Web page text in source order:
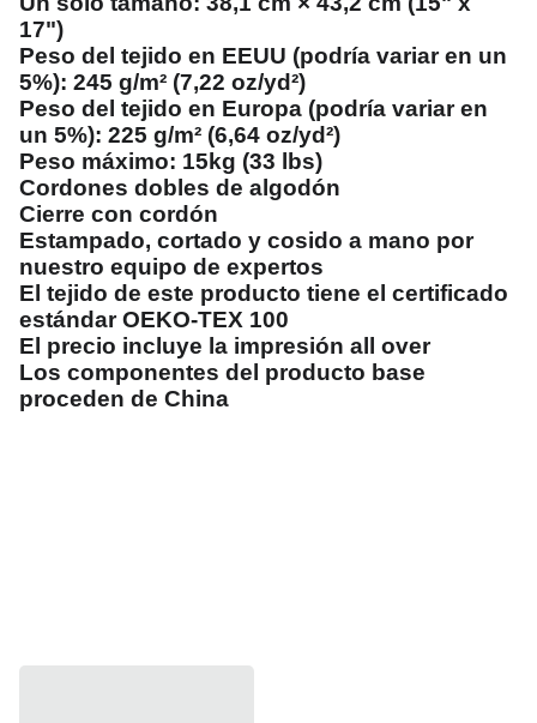
17")
Peso del tejido en EEUU (podría variar en un
5%): 245 g/m² (7,22 oz/yd²)
Peso del tejido en Europa (podría variar en
un 5%): 225 g/m² (6,64 oz/yd²)
Peso máximo: 15kg (33 lbs)
Cordones dobles de algodón
Cierre con cordón
Estampado, cortado y cosido a mano por
nuestro equipo de expertos
El tejido de este producto tiene el certificado
estándar OEKO-TEX 100
El precio incluye la impresión all over
Los componentes del producto base
proceden de China